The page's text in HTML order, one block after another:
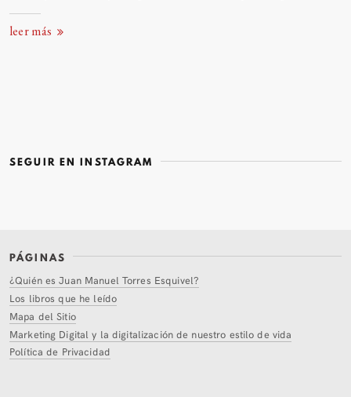
leer más
SEGUIR EN INSTAGRAM
PÁGINAS
¿Quién es Juan Manuel Torres Esquivel?
Los libros que he leído
Mapa del Sitio
Marketing Digital y la digitalización de nuestro estilo de vida
Política de Privacidad